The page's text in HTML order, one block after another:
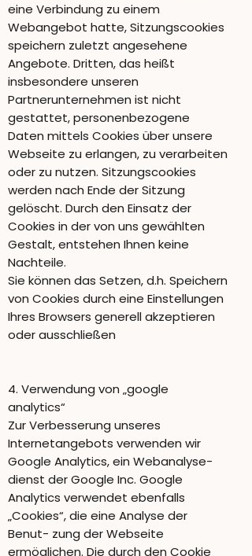
eine Verbindung zu einem
Webangebot hatte, Sitzungscookies
speichern zuletzt angesehene
Angebote. Dritten, das heißt
insbesondere unseren
Partnerunternehmen ist nicht
gestattet, personenbezogene
Daten mittels Cookies über unsere
Webseite zu erlangen, zu verarbeiten
oder zu nutzen. Sitzungscookies
werden nach Ende der Sitzung
gelöscht. Durch den Einsatz der
Cookies in der von uns gewählten
Gestalt, entstehen Ihnen keine
Nachteile.
Sie können das Setzen, d.h. Speichern
von Cookies durch eine Einstellungen
Ihres Browsers generell akzeptieren
oder ausschließen
4. Verwendung von „google
analytics“
Zur Verbesserung unseres
Internetangebots verwenden wir
Google Analytics, ein Webanalyse-
dienst der Google Inc. Google
Analytics verwendet ebenfalls
„Cookies“, die eine Analyse der
Benut- zung der Webseite
ermöglichen. Die durch den Cookie